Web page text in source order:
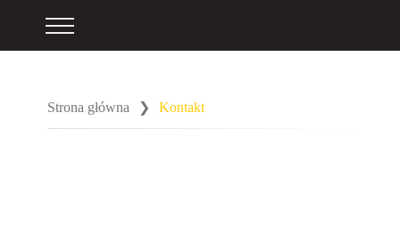
Strona główna ❯ Kontakt